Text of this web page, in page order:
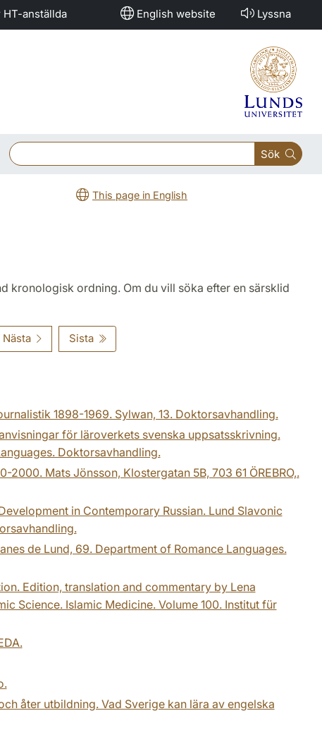
HT-anställda English website Lyssna
Sök
This page in English
kronologisk ordning. Om du vill söka efter en särsklid
Nästa Sista
1898-1969. Sylwan, 13. Doktorsavhandling.
för läroverkets svenska uppsatsskrivning.
Doktorsavhandling.
Mats Jönsson, Klostergatan 5B, 703 61 ÖREBRO,.
in Contemporary Russian. Lund Slavonic
de Lund, 69. Department of Romance Languages.
Edition, translation and commentary by Lena
Science. Islamic Medicine. Volume 100. Institut für
åter utbildning. Vad Sverige kan lära av engelska